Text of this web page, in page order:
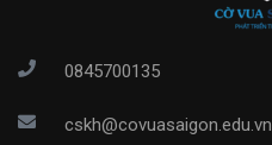
0845700135
cskh@covuasaigon.edu.vn